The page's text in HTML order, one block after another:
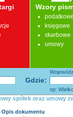
Wzory
księgowe
skarbowe
umowy
Gdzie:
np:
spółek oraz umowy
Opis dokumentu